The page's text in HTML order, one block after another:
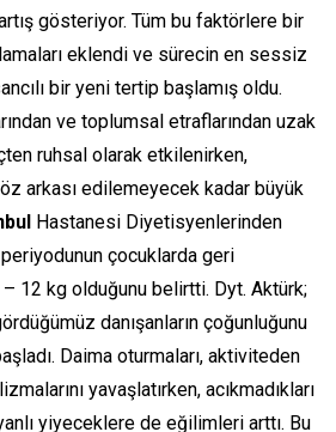
gösteriyor. Tüm bu faktörlere bir
eklendi ve sürecin en sessiz
bir yeni tertip başlamış oldu.
ve toplumsal etraflarından uzak
ruhsal olarak etkilenirken,
arkası edilemeyecek kadar büyük
Hastanesi Diyetisyenlerinden
çocuklarda geri
– 12 kg olduğunu belirtti. Dyt. Aktürk;
danışanların çoğunluğunu
Daima oturmaları, aktiviteden
yavaşlatırken, acıkmadıkları
yiyeceklere de eğilimleri arttı. Bu